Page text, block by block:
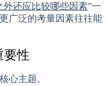
外还应比较哪些因素”一
广泛的考量因素往往能
要性
心主题。